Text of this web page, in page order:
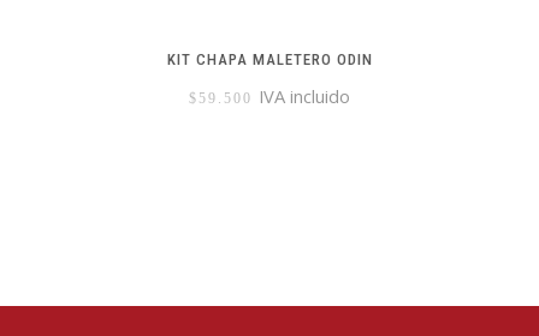
KIT CHAPA MALETERO ODIN
$ 59.500 IVA incluido